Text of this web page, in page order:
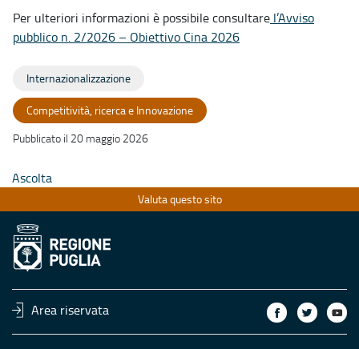
Per ulteriori informazioni è possibile consultare l’Avviso
pubblico n. 2/2026 – Obiettivo Cina 2026
Internazionalizzazione
Competitività, ricerca e Innovazione
Pubblicato il 20 maggio 2026
Ascolta
Valuta questo sito
Area riservata